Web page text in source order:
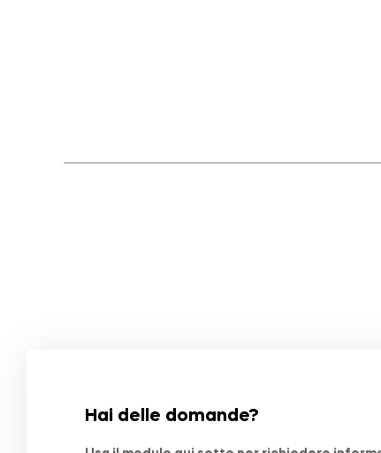
Hai delle domande?